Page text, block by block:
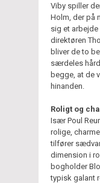
Viby spiller
Holm, der på
sig et
direktøren
bliver de to
særdeles
begge, at de
hinanden.
Roligt og
Især Poul
rolige,
tilfører
dimension i
bogholder
typisk galant